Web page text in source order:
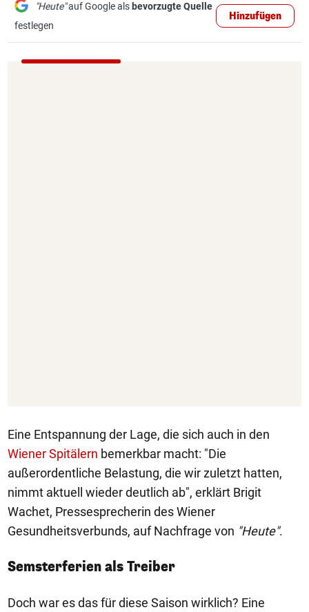
"Heute"auf Google als bevorzugte Quelle
festlegen
Hinzufügen
Eine Entspannung der Lage, die sich auch in den
Wiener Spitälern bemerkbar macht: "Die
außerordentliche Belastung, die wir zuletzt hatten,
nimmt aktuell wieder deutlich ab", erklärt Brigit
Wachet, Pressesprecherin des Wiener
Gesundheitsverbunds, auf Nachfrage von "Heute".
Semsterferien als Treiber
Doch war es das für diese Saison wirklich? Eine